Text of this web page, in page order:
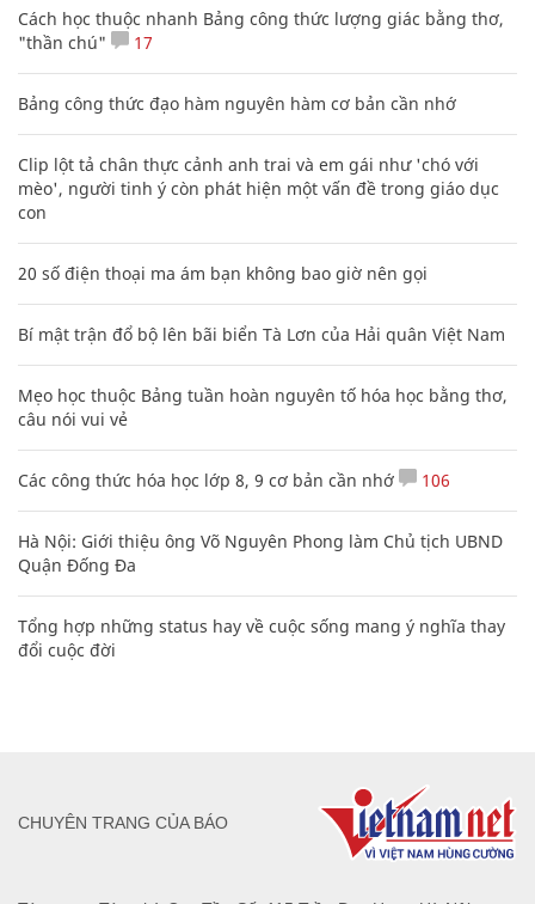
Cách học thuộc nhanh Bảng công thức lượng giác bằng thơ,
"thần chú"
17
Bảng công thức đạo hàm nguyên hàm cơ bản cần nhớ
Clip lột tả chân thực cảnh anh trai và em gái như 'chó với
mèo', người tinh ý còn phát hiện một vấn đề trong giáo dục
con
20 số điện thoại ma ám bạn không bao giờ nên gọi
Bí mật trận đổ bộ lên bãi biển Tà Lơn của Hải quân Việt Nam
Mẹo học thuộc Bảng tuần hoàn nguyên tố hóa học bằng thơ,
câu nói vui vẻ
Các công thức hóa học lớp 8, 9 cơ bản cần nhớ 106
Hà Nội: Giới thiệu ông Võ Nguyên Phong làm Chủ tịch UBND
Quận Đống Đa
Tổng hợp những status hay về cuộc sống mang ý nghĩa thay
đổi cuộc đời
CHUYÊN TRANG CỦA BÁO